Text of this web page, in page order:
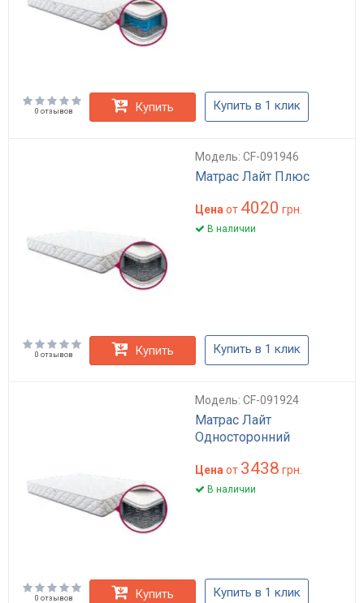
0 отзывов Купить Купить в 1 клик
Модель: CF-091946
Матрас Лайт Плюс
Цена от 4020 грн.
В наличии
0 отзывов Купить Купить в 1 клик
Модель: CF-091924
Матрас Лайт
Односторонний
Цена от 3438 грн.
В наличии
0 отзывов Купить Купить в 1 клик